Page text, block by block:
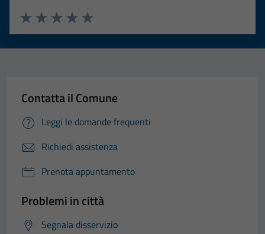
Valuta 5 stelle su 5
Valuta 4 stelle su 5
Valuta 3 stelle su 5
Valuta 2 stelle su 5
Valuta 1 stelle su 5
Contatta il Comune
Leggi le domande frequenti
Richiedi assistenza
Prenota appuntamento
Problemi in città
Segnala disservizio